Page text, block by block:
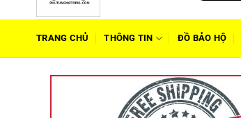
TRANG CHỦ THÔNG TIN ĐỒ BẢO HỘ